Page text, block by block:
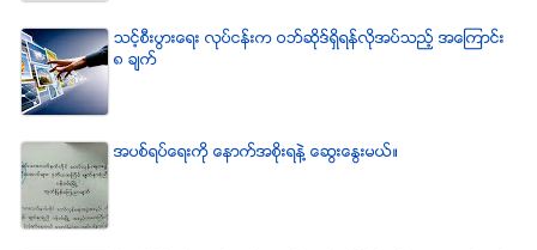
သင့္စီးပြားေရး လုပ္ငန္းက ဝဘ္ဆိုဒ္ရွိရန္လိုအပ္သည့္ အေၾကာင္း
၈ ခ်က္
အပစ္ရပ္ေရးကို ေနာက္အစိုးရနဲ႔ ေဆြးေႏြးမယ္။